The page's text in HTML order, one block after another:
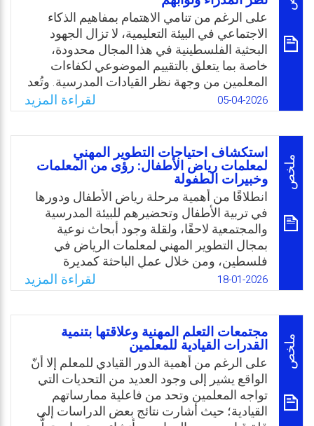
وهي: الاستقصاء والمعرفة ودينامية جماعة
التعلم، ومن خلالها يتحول الصف الدراسي الى
مجموعة عمل واحدة لكل عضو فيه دوره
ونشاطه، ويتحول المعلم الى مراقب لسير
العملية التعليمية.
WhatsApp
Facebook
Twitter
Email
على الرغم من تنامي الاهتمام بمفاهيم الذكاء
الاجتماعي في البيئة التعليمية، لا تزال الجهود
البحثية الفلسطينية في هذا المجال محدودة،
خاصة بما يتعلق بالتقييم الموضوعي لكفاءات
المعلمين من وجهة نظر القيادات المدرسية. وتُعد
مهارات الذكاء الاجتماعي من المُحددات الأساسية
لجودة التفاعل التربوي داخل الصف، وتشمل
القدرة على فهم الآخرين، إدارة العلاقات المهنية،
وتقديم استجابات انفعالية ملائمة.
من جانب آخر، أكدت دراسات سابقة على أهمية
دور المديرين ونوابهم في تقييم الكفاءات
الاجتماعية للمعلمين بدقة وموضوعية أعلى من
التقييم الذاتي؛ ومع ذلك، لا تتوفر حتى الآن
دراسات ميدانية ممنهجة تناولت هذا النوع من
التقييم الخارجي في شرقي القدس، مما شكل
فراغًا معرفيًا استدعي لمثل هذا البحث ومعالجته.
WhatsApp
Facebook
Twitter
Email
05-04-2026 لقراءة المزيد
ملخص
استكشاف احتياجات التطوير المهني
لمعلمات رياض الأطفال: رؤى من المعلمات
وخبيرات الطفولة
انطلاقًا من أهمية مرحلة رياض الأطفال ودورها
في تربية الأطفال وتحضيرهم للبيئة المدرسية
والمجتمعية لاحقًا، ولقلة وجود أبحاث نوعية
بمجال التطوير المهني لمعلمات الرياض في
فلسطين، ومن خلال عمل الباحثة كمديرة
مدرسة وروضة خاصة ارتأت التركيز على جودة
مخرجات هذه المرحلة من خلال تطويرهن
المهني اللازم لرفع مستوى الأداء، والإشادة
بدورهن باكتساب معرفة ومهارات للأطفال، كما
وأن هناك رؤى مميزة يمكن الاستفادة منها من
المعلمات وخبرتهن، وكذلك من مديرات رياض
الأطفال والمشرفات كونهن خبيرات بمجال
الطفولة مما يساعد على تحديد وبناء احتياجات
التطوير المناسبة والمتوقعة لمعلمات رياض
18-01-2026 لقراءة المزيد
ملخص
مجتمعات التعلم المهنية وعلاقتها بتنمية
القدرات القيادية للمعلمين
على الرغم من أهمية الدور القيادي للمعلم إلا أنّ
الواقع يشير إلى وجود العديد من التحديات التي
تواجه المعلمين وتحد من فاعلية ممارساتهم
القيادية؛ حيث أشارت نتائج بعض الدراسات إلى